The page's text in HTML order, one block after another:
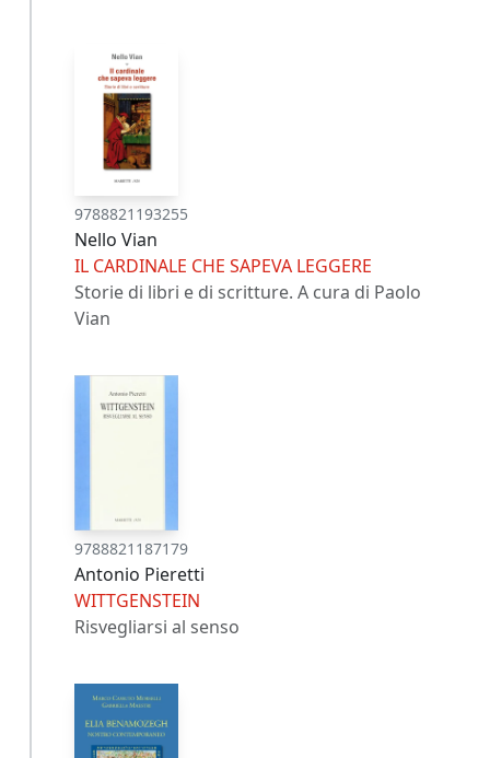
9788821193255
Nello Vian
IL CARDINALE CHE SAPEVA LEGGERE
Storie di libri e di scritture. A cura di Paolo
Vian
9788821187179
Antonio Pieretti
WITTGENSTEIN
Risvegliarsi al senso